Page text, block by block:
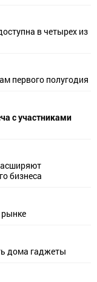
в четырех из
первого полугодия
с участниками
бизнеса
дома гаджеты